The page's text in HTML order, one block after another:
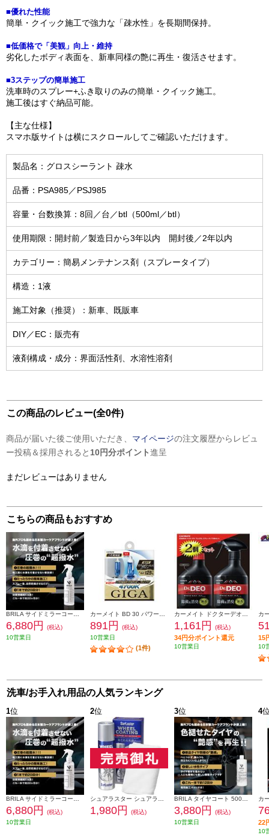
■優れた性能
簡単・クイック施工で強力な「疎水性」を長期間保持。
■低価格で「美観」向上・維持
劣化したボディ表面を、新車同様の艶に再生・復活させます。
■3ステップの簡単施工
洗車時のスプレー+ふき取りのみの簡単・クイック施工。
施工後はすぐ納品可能。
【主な仕様】
スマホ版サイトは横にスクロールしてご確認いただけます。
製品名：グロスシーラント 疎水
品番：PSA985／PSJ985
容量・台数換算：8回／台／btl（500ml／btl）
使用期限：開封前／製造日から3年以内 開封後／2年以内
カテゴリー：簡易メンテナンス剤（スプレータイプ）
構造：1液
施工対象（推奨）：新車、既販車
DIY／EC：販売有
液剤構成・成分：界面活性剤、水溶性溶剤
この商品のレビュー(全0件)
商品が届いた後ご使用いただき、 マイページの注文履歴からレビュ
ー投稿＆採用されると 10円分ポイント進呈
まだレビューはありません
こちらの商品もおすすめ
6,880円
(税込)
10営業日
891円
(税込)
10営業日
(1件)
1,161円 (税込)
34円分ポイント還元
10営業日
15
10
洗車/お手入れ用品の人気ランキング
1位
6,880円
(税込)
10営業日
2位
1,980円 (税込)
3位
3,880円
(税込)
10営業日
4
22
10